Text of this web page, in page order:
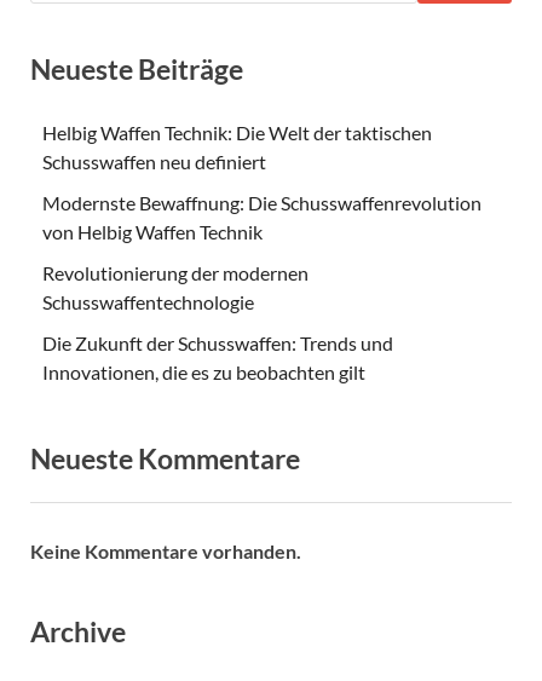
Neueste Beiträge
Helbig Waffen Technik: Die Welt der taktischen
Schusswaffen neu definiert
Modernste Bewaffnung: Die Schusswaffenrevolution
von Helbig Waffen Technik
Revolutionierung der modernen
Schusswaffentechnologie
Die Zukunft der Schusswaffen: Trends und
Innovationen, die es zu beobachten gilt
Neueste Kommentare
Keine Kommentare vorhanden.
Archive